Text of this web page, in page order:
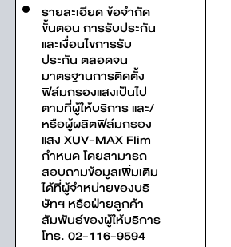
รายละเอียด ข้อจำกัด
ขั้นตอน การรับประกัน
และเงื่อนไขการรับ
ประกัน ตลอดจน
มาตรฐานการติดตั้ง
ฟิล์มกรองแสงเป็นไป
ตามที่ผู้ให้บริการ และ/
หรือผู้ผลิตฟิล์มกรอง
แสง XUV-MAX Flim
กำหนด โดยสามารถ
สอบถามข้อมูลเพิ่มเติม
ได้ที่ผู้จำหน่ายของบริ
ษัทฯ หรือฝ่ายลูกค้า
สัมพันธ์ของผู้ให้บริการ
โทร. 02-116-9594